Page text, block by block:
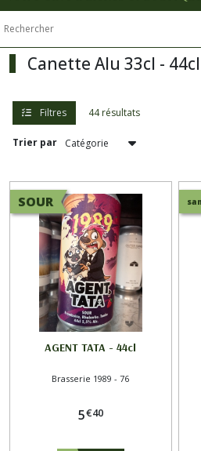
Canette Alu 33cl - 44cl
Filtres 44 résultats
Trier par
SOUR
AGENT TATA - 44cl
Brasserie 1989 - 76
5€40
1989
(1)
-
59
(2)
Brasserie
la
Débauche
-
16
(3)
Brasserie